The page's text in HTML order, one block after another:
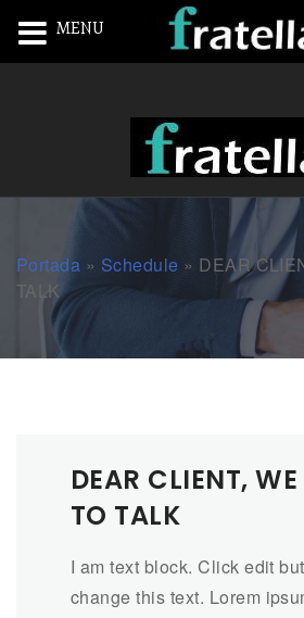
Portada » Schedule » DEAR
TALK
DEAR CLIENT, WE
TO TALK
I am text block. Click edit
change this text. Lorem
MENU